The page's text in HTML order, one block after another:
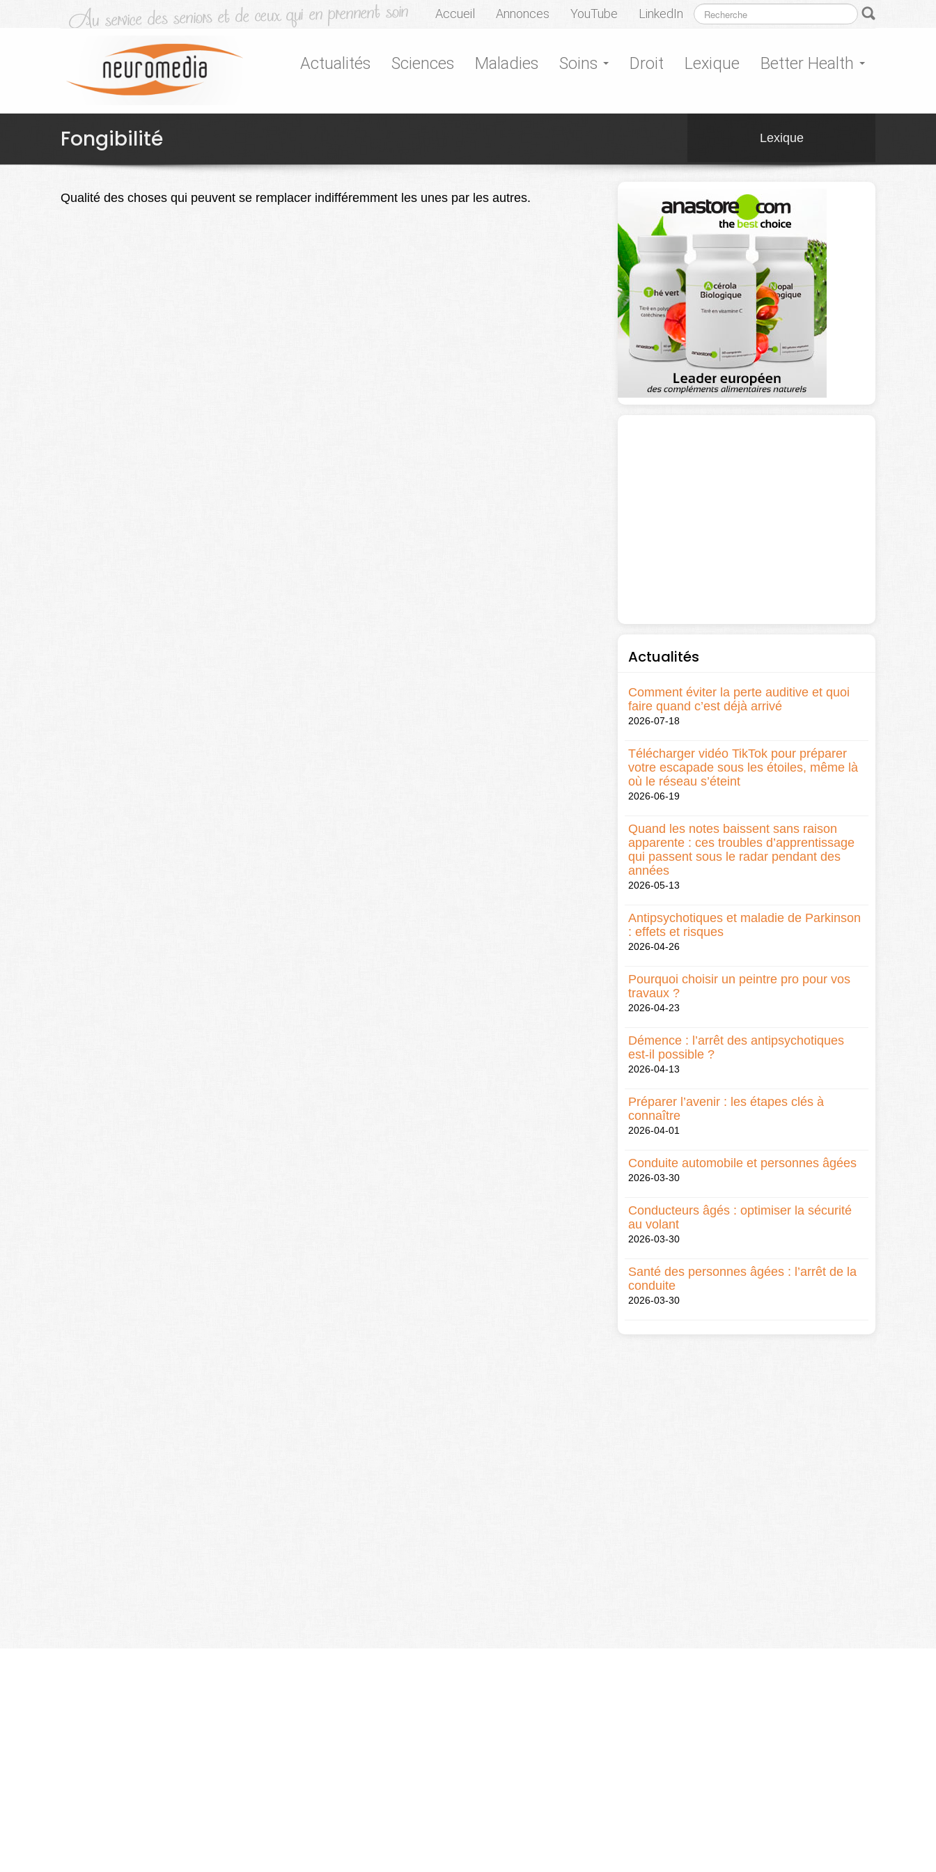
Accueil Annonces YouTube LinkedIn
Actualités Sciences Maladies Soins Droit Lexique Better Health
Fongibilité Lexique
Qualité des choses qui peuvent se remplacer indifféremment les unes par les autres.
Actualités
Comment éviter la perte auditive et quoi
faire quand c’est déjà arrivé
2026-07-18
Télécharger vidéo TikTok pour préparer
votre escapade sous les étoiles, même là
où le réseau s’éteint
2026-06-19
Quand les notes baissent sans raison
apparente : ces troubles d’apprentissage
qui passent sous le radar pendant des
années
2026-05-13
Antipsychotiques et maladie de Parkinson
: effets et risques
2026-04-26
Pourquoi choisir un peintre pro pour vos
travaux ?
2026-04-23
Démence : l’arrêt des antipsychotiques
est-il possible ?
2026-04-13
Préparer l’avenir : les étapes clés à
connaître
2026-04-01
Conduite automobile et personnes âgées
2026-03-30
Conducteurs âgés : optimiser la sécurité
au volant
2026-03-30
Santé des personnes âgées : l’arrêt de la
conduite
2026-03-30